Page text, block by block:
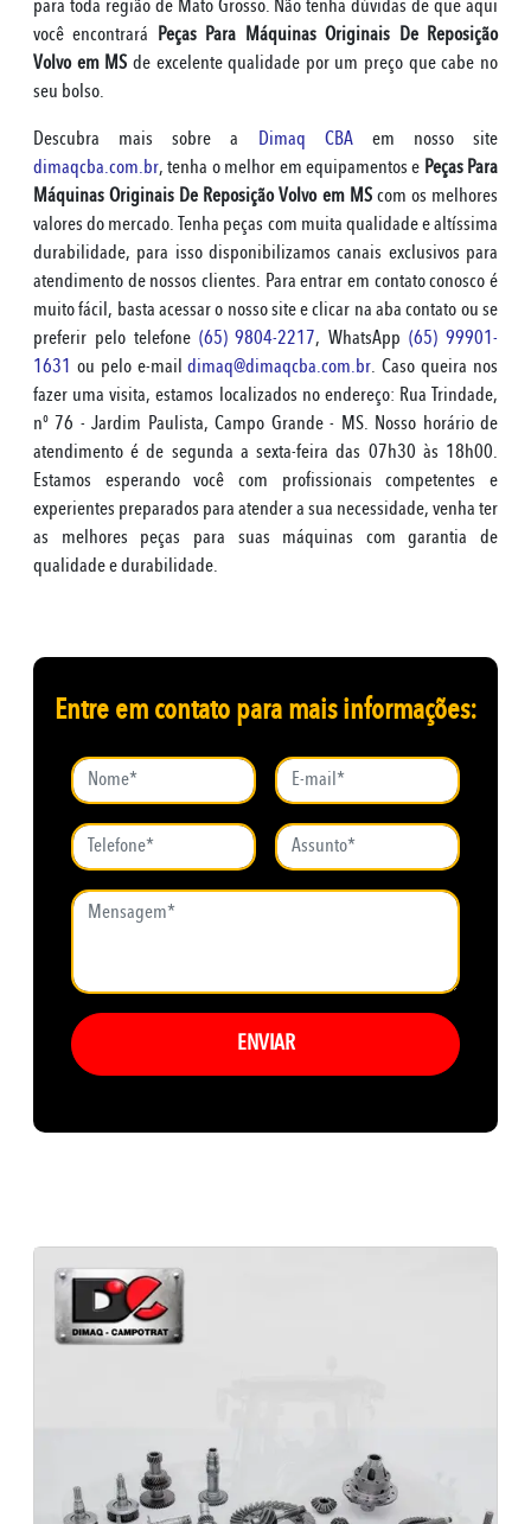
para toda região de Mato Grosso. Não tenha dúvidas de que aqui
você encontrará Peças Para Máquinas Originais De Reposição
Volvo em MS de excelente qualidade por um preço que cabe no
seu bolso.
Descubra mais sobre a Dimaq CBAem nosso site
dimaqcba.com.br, tenha o melhor em equipamentos e Peças Para
Máquinas Originais De Reposição Volvo em MScom os melhores
valores do mercado. Tenha peças com muita qualidade e altíssima
durabilidade, para isso disponibilizamos canais exclusivos para
atendimento de nossos clientes. Para entrar em contato conosco é
muito fácil, basta acessar o nosso site e clicar na aba contato ou se
preferir pelo telefone (65) 9804-2217, WhatsApp(65) 99901-
1631 ou pelo e-maildimaq@dimaqcba.com.br. Caso queira nos
fazer uma visita, estamos localizados no endereço: Rua Trindade,
nº 76 - Jardim Paulista, Campo Grande - MS. Nosso horário de
atendimento é de segunda a sexta-feira das 07h30 às 18h00.
Estamos esperando você com profissionais competentes e
experientes preparados para atender a sua necessidade, venha ter
as melhores peças para suas máquinas com garantia de
qualidade e durabilidade.
Entre em contato para mais informações:
ENVIAR
Peças diferencial Doosan Dana